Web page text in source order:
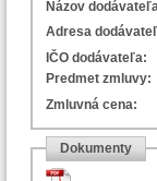
Názov
Adresa
IČO dodávateľa:
Predmet zmluvy:
Zmluvná cena:
Dokumenty